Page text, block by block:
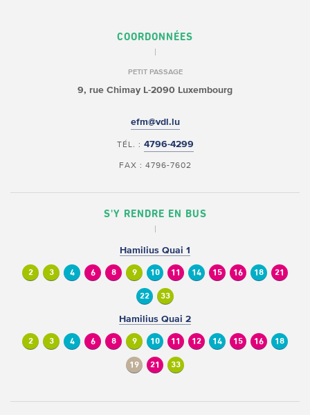
COORDONNÉES
PETIT PASSAGE
9, rue Chimay L-2090 Luxembourg
efm@vdl.lu
TÉL. : 4796-4299
FAX : 4796-7602
S'Y RENDRE EN BUS
Hamilius Quai 1
2 3 4 6 8 9 10 11 14 15 16 18 21
22 33
Hamilius Quai 2
2 3 4 6 8 9 10 11 12 14 15 16 18
19 21 33